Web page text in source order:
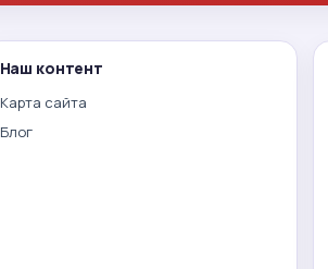
Наш контент
Карта сайта
Блог